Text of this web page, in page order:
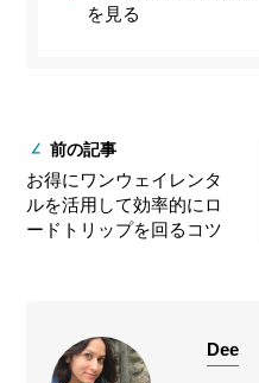
を見る
前の記事
お得にワンウェイレンタ
ルを活用して効率的にロ
ードトリップを回るコツ
Dee